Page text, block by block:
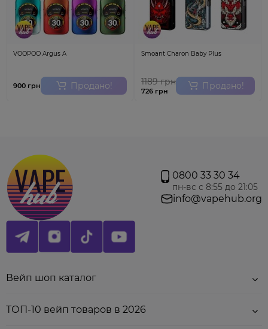
VOOPOO Argus A
900 грн Продано!
Smoant Charon Baby Plus
1189 грн
726 грн Продано!
0800 33 30 34
пн-вс с 8:55 до 21:05
info@vapehub.org
Вейп шоп каталог
ТОП-10 вейп товаров в 2026